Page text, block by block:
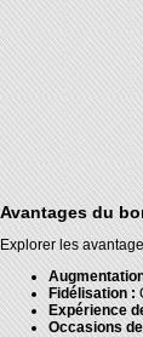
Avantages du
Explorer les
Fidélisation :
Expérience
Occasions